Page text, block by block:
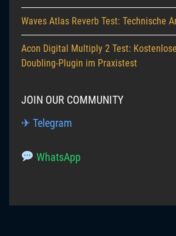
Waves Atlas Reverb Test: Technische
Acon Digital Multiply 2 Test:
Doubling-Plugin im Praxistest
JOIN OUR COMMUNITY
✈ Telegram
WhatsApp